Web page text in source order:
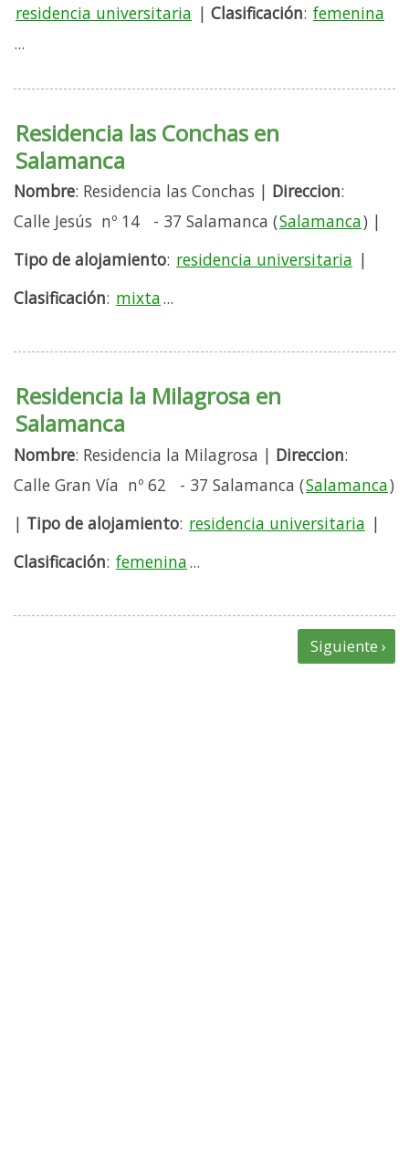
residencia universitaria | Clasificación: femenina
...
Residencia las Conchas en
Salamanca
Nombre: Residencia las Conchas | Direccion:
Calle Jesús nº 14 - 37 Salamanca (Salamanca) |
Tipo de alojamiento: residencia universitaria |
Clasificación: mixta...
Residencia la Milagrosa en
Salamanca
Nombre: Residencia la Milagrosa | Direccion:
Calle Gran Vía nº 62 - 37 Salamanca (Salamanca)
| Tipo de alojamiento: residencia universitaria |
Clasificación: femenina...